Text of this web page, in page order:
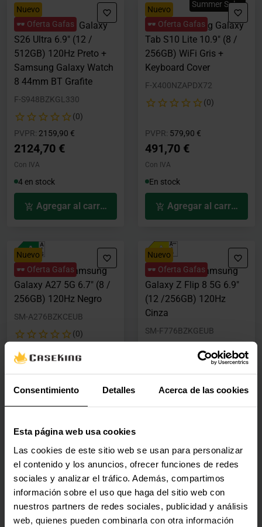
Consentimiento Detalles Acerca de las cookies
Esta página web usa cookies
Las cookies de este sitio web se usan para personalizar
el contenido y los anuncios, ofrecer funciones de redes
sociales y analizar el tráfico. Además, compartimos
información sobre el uso que haga del sitio web con
nuestros partners de redes sociales, publicidad y análisis
web, quienes pueden combinarla con otra información
Nuevo
🕶️ Oferta Gafas
Pack Samsung Galaxy
S26 Ultra 6.9" (12 /
512GB) 120Hz Preto +
Samsung Galaxy Watch
8 44mm BT Grafite
F-S948BZKGL330
(0)
PVPR: Precio rebajado desde
2159,90 €
2124,70 €
Con IVA
4 en stock
Agregar al carrito
Nuevo
🕶️ Oferta Gafas
Summer Sales
Tablet Samsung Galaxy
Tab S10 Lite 10.9" (8 /
256GB) WiFi Gris +
Keyboard Cover
F-X400NZAPDX72
(0)
PVPR: Precio rebajado desde
579,90 €
491,70 €
Con IVA
En stock
Agregar al carrito
Nuevo
🕶️ Oferta Gafas
Smartphone Samsung
Galaxy A27 5G 6.7" (8 /
256GB) 120Hz Negro
SM-A276BZKCEUB
(0)
PVPR: Precio rebajado desde
469,90 € hasta
Agregar al carrito
Nuevo
🕶️ Oferta Gafas
Smartphone Samsung
Galaxy Z Flip 8 5G 6.9"
(12 /256GB) 120Hz
Cinza
SM-F776BZKGEUB
Precio rebajado desde
hasta
Smartphone Samsung
Galaxy Z Fold 8 Ultra 5G
Smartphone Samsung
Galaxy Z Fold 8 5G 7.6"